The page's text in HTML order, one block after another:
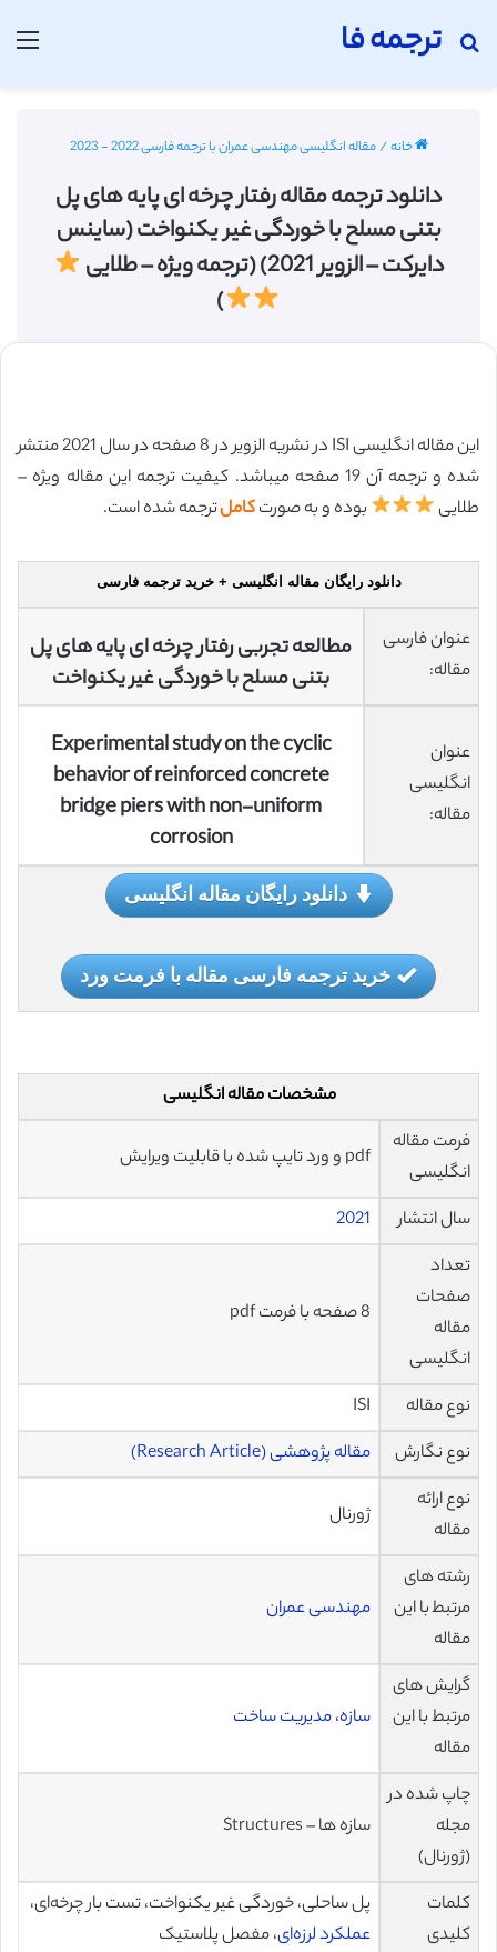
ترجمه فا
جستجو برای
خانه/مقاله انگلیسی مهندسی عمران با ترجمه فارسی 2022 - 2023
دانلود ترجمه مقاله رفتار چرخه ای پایه های پل
بتنی مسلح با خوردگی غیر یکنواخت (ساینس
دایرکت – الزویر 2021) (ترجمه ویژه – طلایی
)
این مقاله انگلیسی ISI در نشریه الزویر در 8 صفحه در سال 2021 منتشر
شده و ترجمه آن 19 صفحه میباشد. کیفیت ترجمه این مقاله ویژه –
طلایی
بوده و به صورتکاملترجمه شده است.
دانلود رایگان مقاله انگلیسی + خرید ترجمه فارسی
عنوان فارسی
مقاله:
مطالعه تجربی رفتار چرخه ای پایه های پل
بتنی مسلح با خوردگی غیر یکنواخت
عنوان
انگلیسی
مقاله:
Experimental study on the cyclic
behavior of reinforced concrete
bridge piers with non-uniform
corrosion
دانلود رایگان مقاله انگلیسی
خرید ترجمه فارسی مقاله با فرمت ورد
مشخصات مقاله انگلیسی
فرمت مقاله
انگلیسی
pdf و ورد تایپ شده با قابلیت ویرایش
سال انتشار
2021
تعداد
صفحات
مقاله
انگلیسی
8 صفحه با فرمت pdf
نوع مقاله
ISI
نوع نگارش
مقاله پژوهشی (Research Article)
نوع ارائه
مقاله
ژورنال
رشته های
مرتبط با این
مقاله
مهندسی عمران
گرایش های
مرتبط با این
مقاله
سازه،مدیریت ساخت
چاپ شده در
مجله
(ژورنال)
سازه ها – Structures
کلمات
کلیدی
پل ساحلی، خوردگی غیر یکنواخت، تست بار چرخه‌ای،
عملکرد لرزه‌ای، مفصل پلاستیک